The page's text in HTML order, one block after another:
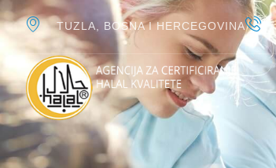
TUZLA, BOSNA I HERCEGOVINA